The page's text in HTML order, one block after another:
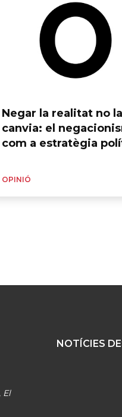
Negar la realitat no la
canvia: el
com a estratègia
OPINIÓ
El
NOTÍCIES